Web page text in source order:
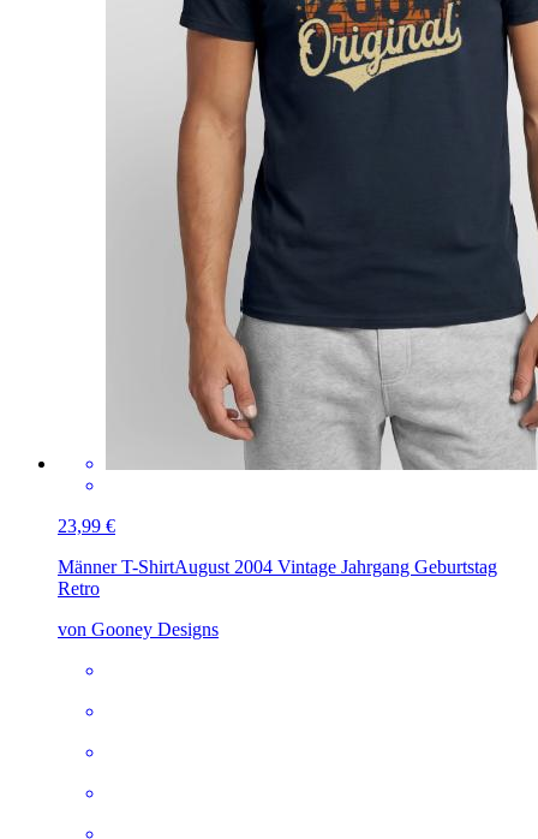
23,99 €
Männer T-ShirtAugust 2004 Vintage Jahrgang Geburtstag
Retro
von Gooney Designs